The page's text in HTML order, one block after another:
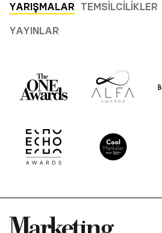
YARIŞMALAR TEMSILCILIKLER
YAYINLAR